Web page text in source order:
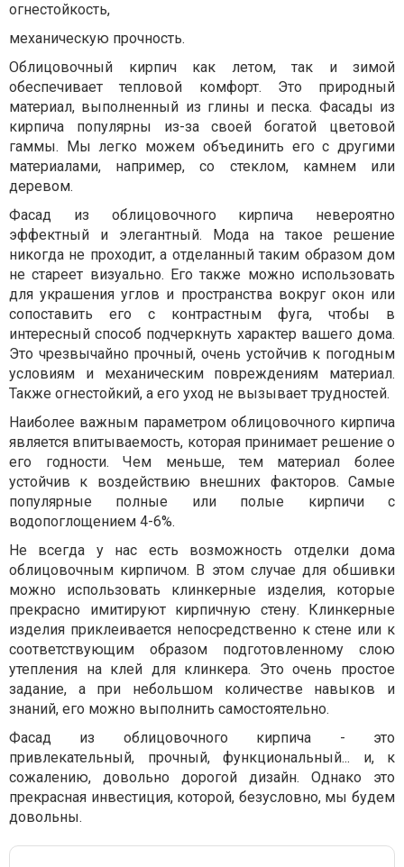
огнестойкость,
механическую прочность.
Облицовочный кирпич как летом, так и зимой
обеспечивает тепловой комфорт. Это природный
материал, выполненный из глины и песка. Фасады из
кирпича популярны из-за своей богатой цветовой
гаммы. Мы легко можем объединить его с другими
материалами, например, со стеклом, камнем или
деревом.
Фасад из облицовочного кирпича невероятно
эффектный и элегантный. Мода на такое решение
никогда не проходит, а отделанный таким образом дом
не стареет визуально. Его также можно использовать
для украшения углов и пространства вокруг окон или
сопоставить его с контрастным фуга, чтобы в
интересный способ подчеркнуть характер вашего дома.
Это чрезвычайно прочный, очень устойчив к погодным
условиям и механическим повреждениям материал.
Также огнестойкий, а его уход не вызывает трудностей.
Наиболее важным параметром облицовочного кирпича
является впитываемость, которая принимает решение о
его годности. Чем меньше, тем материал более
устойчив к воздействию внешних факторов. Самые
популярные полные или полые кирпичи с
водопоглощением 4-6%.
Не всегда у нас есть возможность отделки дома
облицовочным кирпичом. В этом случае для обшивки
можно использовать клинкерные изделия, которые
прекрасно имитируют кирпичную стену. Клинкерные
изделия приклеивается непосредственно к стене или к
соответствующим образом подготовленному слою
утепления на клей для клинкера. Это очень простое
задание, а при небольшом количестве навыков и
знаний, его можно выполнить самостоятельно.
Фасад из облицовочного кирпича - это
привлекательный, прочный, функциональный... и, к
сожалению, довольно дорогой дизайн. Однако это
прекрасная инвестиция, которой, безусловно, мы будем
довольны.